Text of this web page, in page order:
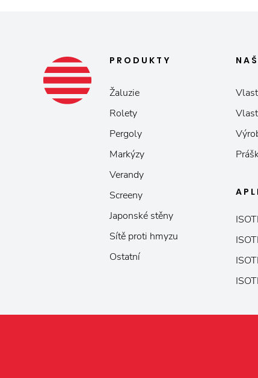
PRODUKTY
Žaluzie
Rolety
Pergoly
Markýzy
Verandy
Screeny
Japonské stěny
Sítě proti hmyzu
Ostatní